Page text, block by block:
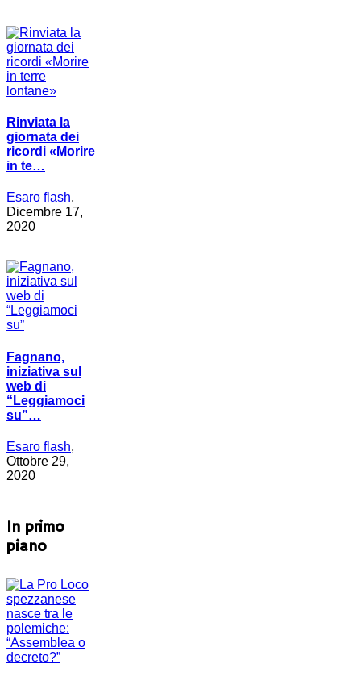
Rinviata la
giornata dei
ricordi «Morire
in te…
Esaro flash,
Dicembre 17,
2020
Fagnano,
iniziativa sul
web di
“Leggiamoci
su”…
Esaro flash,
Ottobre 29,
2020
In primo
piano